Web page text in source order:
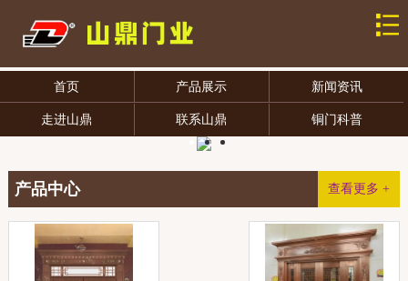
首页 产品展示 新闻资讯
走进山鼎 联系山鼎 铜门科普
查看更多 +
产品中心